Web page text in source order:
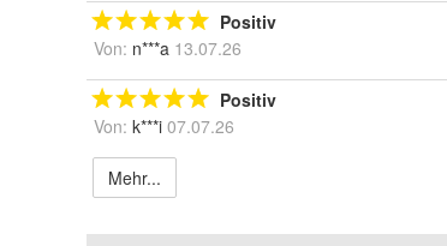
Positiv
Von: n***a 13.07.26
Positiv
Von: k***i 07.07.26
Mehr...